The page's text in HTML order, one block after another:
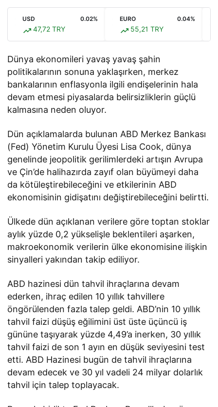
USD 0.02%
47,72 TRY
EURO 0.04%
55,21 TRY
Dünya ekonomileri yavaş yavaş şahin
politikalarının sonuna yaklaşırken, merkez
bankalarının enflasyonla ilgili endişelerinin hala
devam etmesi piyasalarda belirsizliklerin güçlü
kalmasına neden oluyor.
Dün açıklamalarda bulunan ABD Merkez Bankası
(Fed) Yönetim Kurulu Üyesi Lisa Cook, dünya
genelinde jeopolitik gerilimlerdeki artışın Avrupa
ve Çin’de halihazırda zayıf olan büyümeyi daha
da kötüleştirebileceğini ve etkilerinin ABD
ekonomisinin gidişatını değiştirebileceğini belirtti.
Ülkede dün açıklanan verilere göre toptan stoklar
aylık yüzde 0,2 yükselişle beklentileri aşarken,
makroekonomik verilerin ülke ekonomisine ilişkin
sinyalleri yakından takip ediliyor.
ABD hazinesi dün tahvil ihraçlarına devam
ederken, ihraç edilen 10 yıllık tahvillere
öngörülenden fazla talep geldi. ABD’nin 10 yıllık
tahvil faizi düşüş eğilimini üst üste üçüncü iş
gününe taşıyarak yüzde 4,49’a inerken, 30 yıllık
tahvil faizi de son 1 ayın en düşük seviyesini test
etti. ABD Hazinesi bugün de tahvil ihraçlarına
devam edecek ve 30 yıl vadeli 24 milyar dolarlık
tahvil için talep toplayacak.